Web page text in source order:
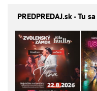
PREDPREDAJ.sk - Tu